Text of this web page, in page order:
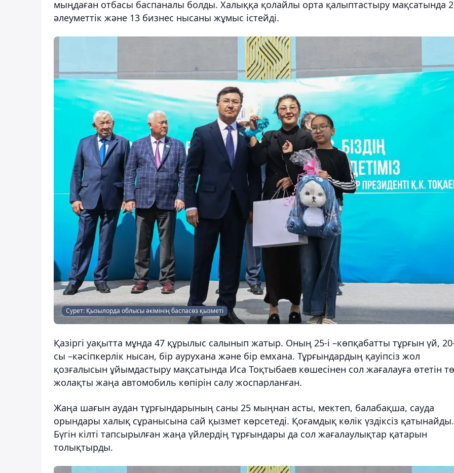
мыңдаған отбасы баспаналы болды. Халыққа қолайлы орта қалыптастыру мақсатында
әлеуметтік және 13 бизнес нысаны жұмыс істейді.
Сурет: Қызылорда облысы әкімінің баспасөз қызметі
Қазіргі уақытта мұнда 47 құрылыс салынып жатыр. Оның 25-і –көпқабатты тұрғын үй,
сы –кәсіпкерлік нысан, бір аурухана және бір емхана. Тұрғындардың қауіпсіз жол
қозғалысын ұйымдастыру мақсатында Иса Тоқтыбаев көшесінен сол жағалауға өтетін
жолақты жаңа автомобиль көпірін салу жоспарланған.
Жаңа шағын аудан тұрғындарының саны 25 мыңнан асты, мектеп, балабақша, сауда
орындары халық сұранысына сай қызмет көрсетеді. Қоғамдық көлік үздіксіз қатынайды.
Бүгін кілті тапсырылған жаңа үйлердің тұрғындары да сол жағалаулықтар қатарын
толықтырды.